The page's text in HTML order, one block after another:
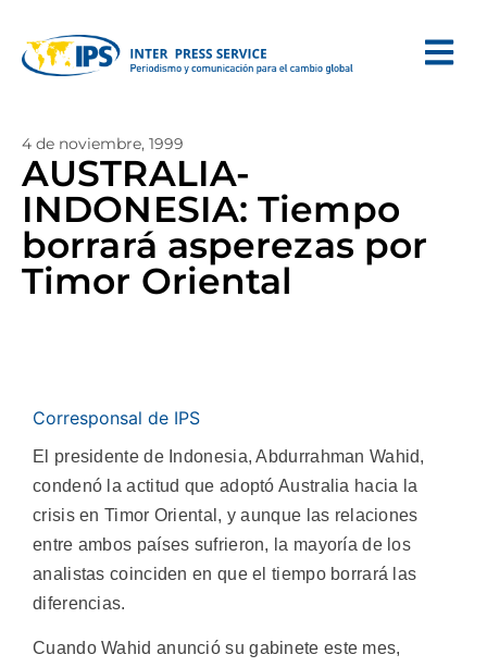
4 de noviembre, 1999
AUSTRALIA-
INDONESIA: Tiempo
borrará asperezas por
Timor Oriental
Corresponsal de IPS
El presidente de Indonesia, Abdurrahman Wahid,
condenó la actitud que adoptó Australia hacia la
crisis en Timor Oriental, y aunque las relaciones
entre ambos países sufrieron, la mayoría de los
analistas coinciden en que el tiempo borrará las
diferencias.
Cuando Wahid anunció su gabinete este mes,